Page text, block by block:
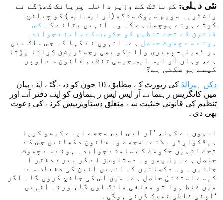
نئی دہلی: کرناٹک کے وزیر داخلہ پریانک کھڑگے نے
راشٹریہ سویم سیوک سنگھ (آر ایس ایس) کو چیلنج
کرتے ہوئے پوچھا ہے کہ وہ انہیں بتائے کہ کس
قانون کے تحت تنظیم کو حکومت کے سامنے جوابدہ
ہونے سے چھوٹ حاصل ہے۔ انہوں نے کہا کہ جس ملک میں
ہر ٹھیلہ- پھیری والے کو بھی رجسٹریشن کرانا پڑتا
ہے، وہاں آر ایس ایس جیسی تنظیم قانون سے اوپر
کیسے ہو سکتی ہے؟
دکن ہیرالڈ
کی رپورٹ کے مطابق، 10 جون کو دیے گئے اپنے بیان
میں کانگریس رہنما نے آر ایس ایس رہنماؤں کو اپنے دفتر آنے اور
تنظیم کی قانونی حیثیت سے متعلق دستاویزپیش کرنے کی دعوت
بھی دی۔
انہوں نے کہا، ’آر ایس ایس مجھے اپنے کیشو کرپا
ہیڈکوارٹر بلائے۔ مجھے وہ قانون دکھائیں جس کے
تحت انہیں حکومت کے سامنے جوابدہ ہونے سے چھوٹ
حاصل ہے۔ یا پھر وہ دستاویز لے کر میرے دفتر آ
جائیں۔ وہ دکھائیں کہ انہیں آئین کی دفعات سے
کیسے استثنیٰ حاصل ہے۔ میں اس کی جانچ کروں گا۔ اگر
میں غلط ہوا تو معافی مانگ لوں گا، ورنہ انہیں
اپنی غلطی ٹھیک کرنی ہوگی۔‘